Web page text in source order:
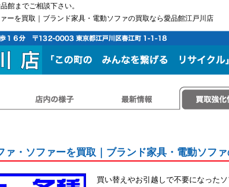
館までご相談下さい。
ーを買取｜ブランド家具・電動ソファの買取なら愛品館江戸川店
ァ・ソファーを買取｜ブランド家具・電動ソフ
買い替えやお引越しで不要になった